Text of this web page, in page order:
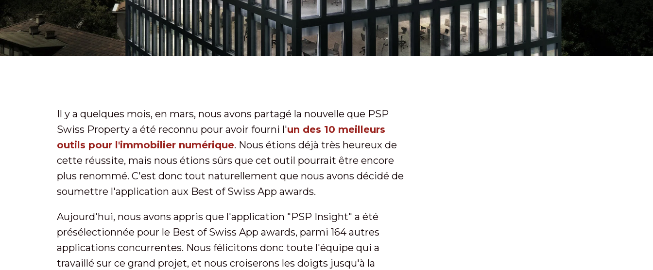
Il y a quelques mois, en mars, nous avons partagé la nouvelle que PSP
Swiss Property a été reconnu pour avoir fourni l'un des 10 meilleurs
outils pour l'immobilier numérique. Nous étions déjà très heureux de
cette réussite, mais nous étions sûrs que cet outil pourrait être encore
plus renommé. C'est donc tout naturellement que nous avons décidé de
soumettre l'application aux Best of Swiss App awards.
Aujourd'hui, nous avons appris que l'application "PSP Insight" a été
présélectionnée pour le Best of Swiss App awards, parmi 164 autres
applications concurrentes. Nous félicitons donc toute l'équipe qui a
travaillé sur ce grand projet, et nous croiserons les doigts jusqu'à la